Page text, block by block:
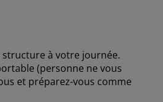
à votre journée.
(personne ne vous
et préparez-vous comme